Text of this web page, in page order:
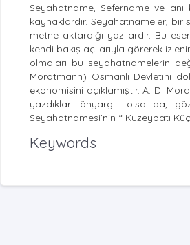
Seyahatname, Sefername ve
kaynaklardır. Seyahatnameler,
metne aktardığı yazılardır. Bu
kendi bakış açılarıyla görerek
olmaları bu seyahatnamelerin
Mordtmann) Osmanlı Devletini
ekonomisini açıklamıştır. A. D.
yazdıkları önyargılı olsa da,
Seyahatnamesi’nin “ Kuzeybatı
Keywords